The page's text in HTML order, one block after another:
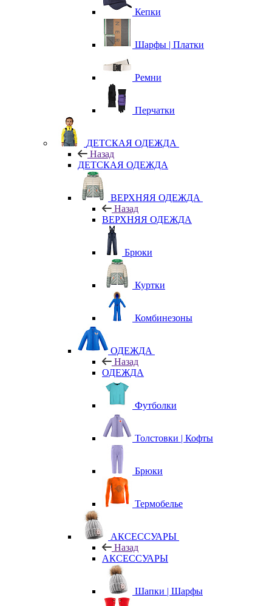
Кепки
Шарфы | Платки
Ремни
Перчатки
ДЕТСКАЯ ОДЕЖДА
Назад
ДЕТСКАЯ ОДЕЖДА
ВЕРХНЯЯ ОДЕЖДА
Назад
ВЕРХНЯЯ ОДЕЖДА
Брюки
Куртки
Комбинезоны
ОДЕЖДА
Назад
ОДЕЖДА
Футболки
Толстовки | Кофты
Брюки
Термобелье
АКСЕССУАРЫ
Назад
АКСЕССУАРЫ
Шапки | Шарфы